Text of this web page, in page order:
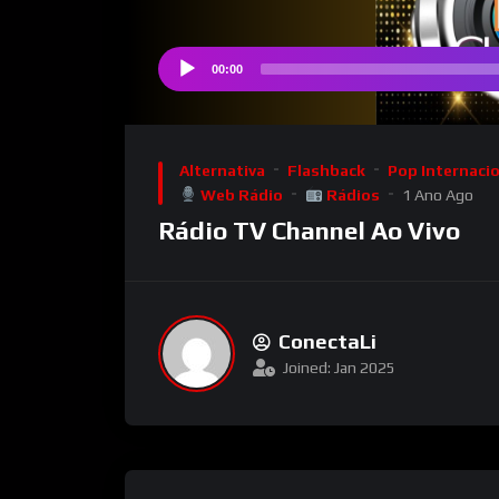
Player
00:00
Alternativa Flashback Pop
Web Rádio
Rádios 1 Ano Ago
Rádio TV Channel Ao Vivo
ConectaLi
Joined: Jan 2025